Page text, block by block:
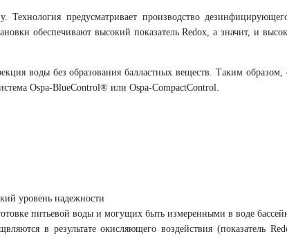
предусматривает производство
обеспечивают высокий показатель Redox, а значит, и
воды без образования балластных веществ. Таким образом,
Ospa-BlueControl® или Ospa-CompactControl.
уровень надежности
питьевой воды и могущих быть измеренными в воде
в результате окисляющего воздействия (показатель